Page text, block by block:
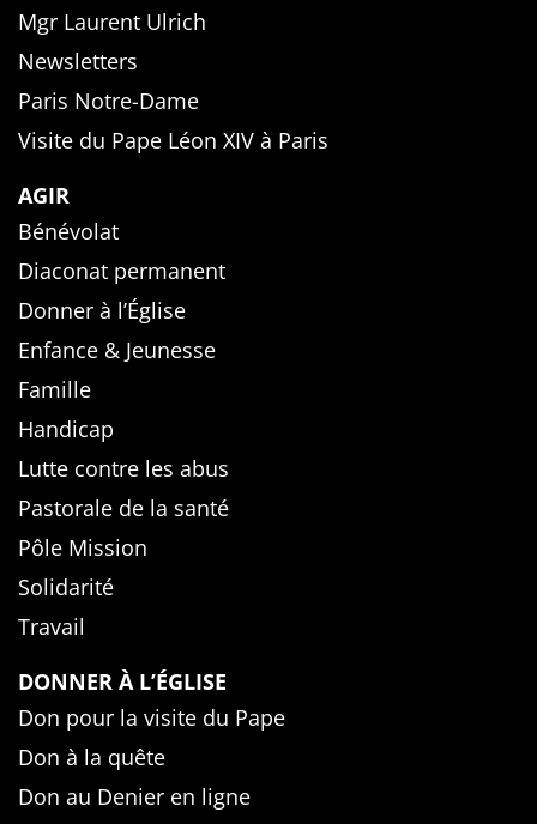
Mgr Laurent Ulrich
Newsletters
Paris Notre-Dame
Visite du Pape Léon XIV à Paris
AGIR
Bénévolat
Diaconat permanent
Donner à l’Église
Enfance & Jeunesse
Famille
Handicap
Lutte contre les abus
Pastorale de la santé
Pôle Mission
Solidarité
Travail
DONNER À L’ÉGLISE
Don pour la visite du Pape
Don à la quête
Don au Denier en ligne